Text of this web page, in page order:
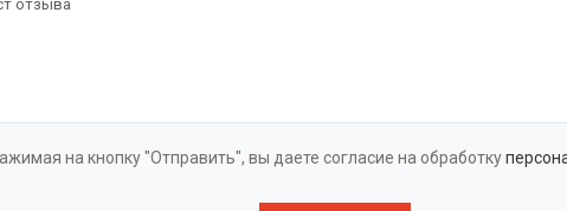
на кнопку "Отправить", вы даете согласие на обработку